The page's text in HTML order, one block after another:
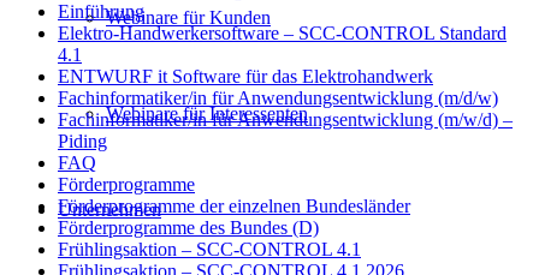
Webinare für Kunden
Webinare für Interessenten
Unternehmen
Einführung
Elektro-Handwerkersoftware – SCC-CONTROL Standard
4.1
ENTWURF it Software für das Elektrohandwerk
Fachinformatiker/in für Anwendungsentwicklung (m/d/w)
Fachinformatiker/in für Anwendungsentwicklung (m/w/d) –
Piding
FAQ
Förderprogramme
Förderprogramme der einzelnen Bundesländer
Förderprogramme des Bundes (D)
Frühlingsaktion – SCC-CONTROL 4.1
Frühlingsaktion – SCC-CONTROL 4.1 2026